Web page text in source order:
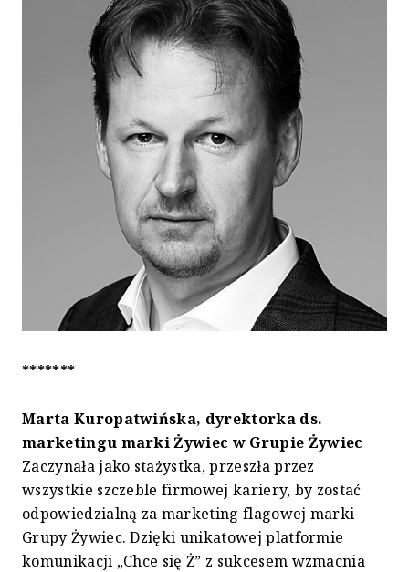
*******
Marta Kuropatwińska, dyrektorka ds.
marketingu marki Żywiec w Grupie Żywiec
Zaczynała jako stażystka, przeszła przez
wszystkie szczeble firmowej kariery, by zostać
odpowiedzialną za marketing flagowej marki
Grupy Żywiec. Dzięki unikatowej platformie
komunikacji „Chce się Ż” z sukcesem wzmacnia